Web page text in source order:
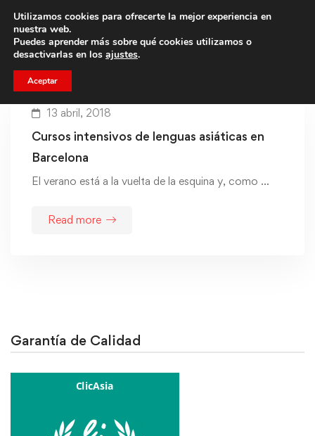
Trae a un amigo y llevaos un total de 75€ de descuento.
13 abril, 2018
Cursos intensivos de lenguas asiáticas en
Barcelona
El verano está a la vuelta de la esquina y, como …
Read more
Garantía de Calidad
Utilizamos cookies para ofrecerte la mejor experiencia en
nuestra web.
Puedes aprender más sobre qué cookies utilizamos o
desactivarlas en los ajustes.
Aceptar